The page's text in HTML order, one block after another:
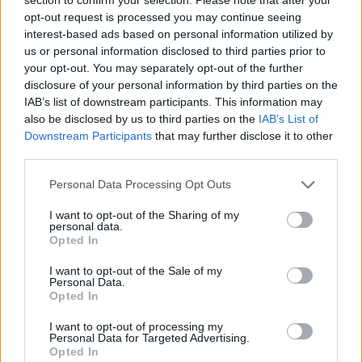
opt-out request is processed you may continue seeing
interest-based ads based on personal information utilized by
us or personal information disclosed to third parties prior to
your opt-out. You may separately opt-out of the further
disclosure of your personal information by third parties on the
IAB’s list of downstream participants. This information may
also be disclosed by us to third parties on the IAB’s List of
Downstream Participants that may further disclose it to other
Personal Data Processing Opt Outs
I want to opt-out of the Sharing of my
personal data.
Opted In
I want to opt-out of the Sale of my
Personal Data.
Opted In
I want to opt-out of processing my
Personal Data for Targeted Advertising.
Opted In
livarskih napak.
Stroškovni in časovni prihranki v praksi